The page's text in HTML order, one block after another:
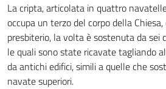
La cripta, articolata in quattro
occupa un terzo del corpo della
presbiterio, la volta è sostenuta da sei
le quali sono state ricavate tagliando
da antichi edifici, simili a quelle che
navate superiori.